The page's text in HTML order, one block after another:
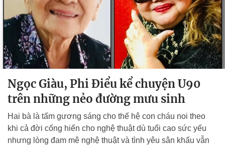
Ngọc Giàu, Phi Điểu kể chuyện U90
trên những nẻo đường mưu sinh
Hai bà là tấm gương sáng cho thế hệ con cháu noi theo
khi cả đời cống hiến cho nghệ thuật dù tuổi cao sức yếu
nhưng lòng đam mê nghệ thuật và tình yêu sân khấu vẫn